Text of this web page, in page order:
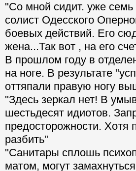
"Со мной сидит. уже
солист Одесского
боевых действий. Его
жена...Так вот , на его
В прошлом году в
на ноге. В результате
оттяпали правую ногу
"Здесь зеркал нет! В
шестьдесят идиотов.
предосторожности. Хотя
разбить"
"Санитары сплошь
матом, могут